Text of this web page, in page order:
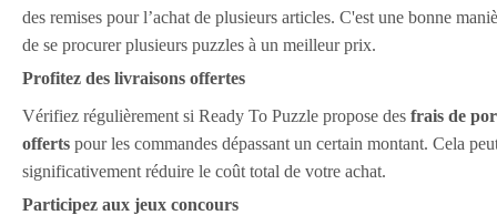
des remises pour l’achat de plusieurs articles. C'est une bonne
de se procurer plusieurs puzzles à un meilleur prix.
Profitez des livraisons offertes
Vérifiez régulièrement si Ready To Puzzle propose des frais de
offerts pour les commandes dépassant un certain montant. Cela
significativement réduire le coût total de votre achat.
Participez aux jeux concours